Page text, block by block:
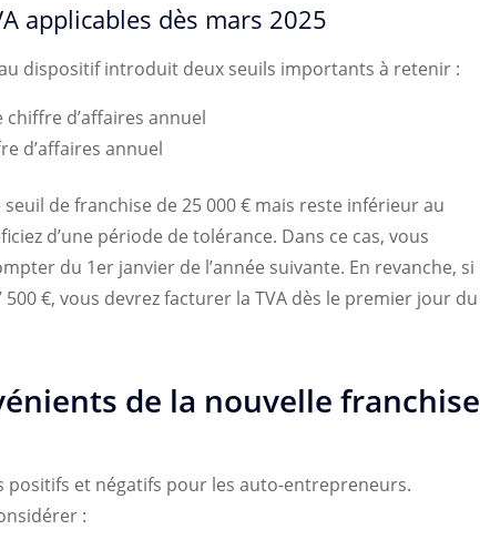
applicables dès mars 2025
dispositif introduit deux seuils importants à retenir :
chiffre d’affaires annuel
d’affaires annuel
de franchise de 25 000 € mais reste inférieur au
d’une période de tolérance. Dans ce cas, vous
du 1er janvier de l’année suivante. En revanche, si
€, vous devrez facturer la TVA dès le premier jour du
de la nouvelle franchise
positifs et négatifs pour les auto-entrepreneurs.
: